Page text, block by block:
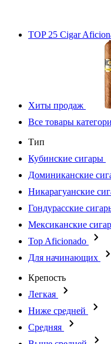
TOP 25 Cigar
Хиты продаж
Все товары
Тип
Кубинские сигары
Доминиканские
Никарагуанские
Гондурасские
Мексиканские
Top Aficionado
Для начинающих
Крепость
Легкая
Ниже средней
Средняя